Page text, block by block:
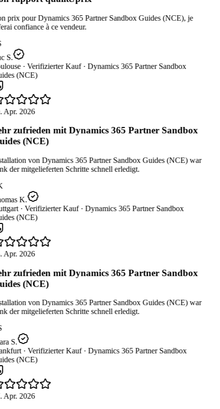
prix pour Dynamics 365 Partner Sandbox Guides (NCE), je
confiance à ce vendeur.
S.
· Verifizierter Kauf · Dynamics 365 Partner Sandbox
(NCE)
Apr. 2026
zufrieden mit Dynamics 365 Partner Sandbox
(NCE)
von Dynamics 365 Partner Sandbox Guides (NCE) war
der mitgelieferten Schritte schnell erledigt.
K.
· Verifizierter Kauf · Dynamics 365 Partner Sandbox
(NCE)
Apr. 2026
zufrieden mit Dynamics 365 Partner Sandbox
(NCE)
von Dynamics 365 Partner Sandbox Guides (NCE) war
der mitgelieferten Schritte schnell erledigt.
S.
· Verifizierter Kauf · Dynamics 365 Partner Sandbox
(NCE)
Apr. 2026